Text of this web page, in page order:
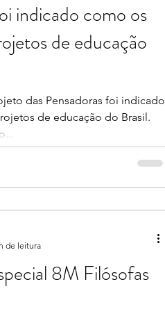
indicado como os
de educação
das Pensadoras foi indicado
de educação do Brasil.
8M Filósofas
de leitura